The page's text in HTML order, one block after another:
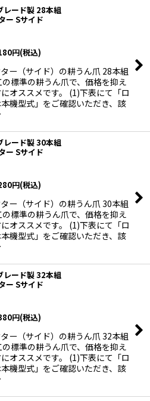
レード製 28本組
ー Sサイド
円(税込)
ー（サイド）の耕うん爪 28本組
標準の耕うん爪で、価格を抑え
オススメです。 (1)下表にて「ロ
機型式」をご確認いただき、該
レード製 30本組
ー Sサイド
円(税込)
ー（サイド）の耕うん爪 30本組
標準の耕うん爪で、価格を抑え
オススメです。 (1)下表にて「ロ
機型式」をご確認いただき、該
レード製 32本組
ー Sサイド
円(税込)
ー（サイド）の耕うん爪 32本組
標準の耕うん爪で、価格を抑え
オススメです。 (1)下表にて「ロ
機型式」をご確認いただき、該